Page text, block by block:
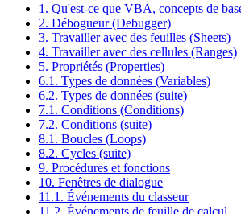
1. Qu'est-ce que VBA, concepts de
2. Débogueur (Debugger)
3. Travailler avec des feuilles (Sheets)
4. Travailler avec des cellules (Ranges)
5. Propriétés (Properties)
6.1. Types de données (Variables)
6.2. Types de données (suite)
7.1. Conditions (Conditions)
7.2. Conditions (suite)
8.1. Boucles (Loops)
8.2. Cycles (suite)
9. Procédures et fonctions
10. Fenêtres de dialogue
11.1. Événements du classeur
11.2. Événements de feuille de calcul